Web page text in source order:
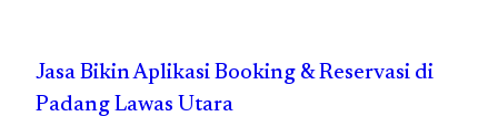
Jasa Bikin Aplikasi Booking & Reservasi di
Padang Lawas Utara